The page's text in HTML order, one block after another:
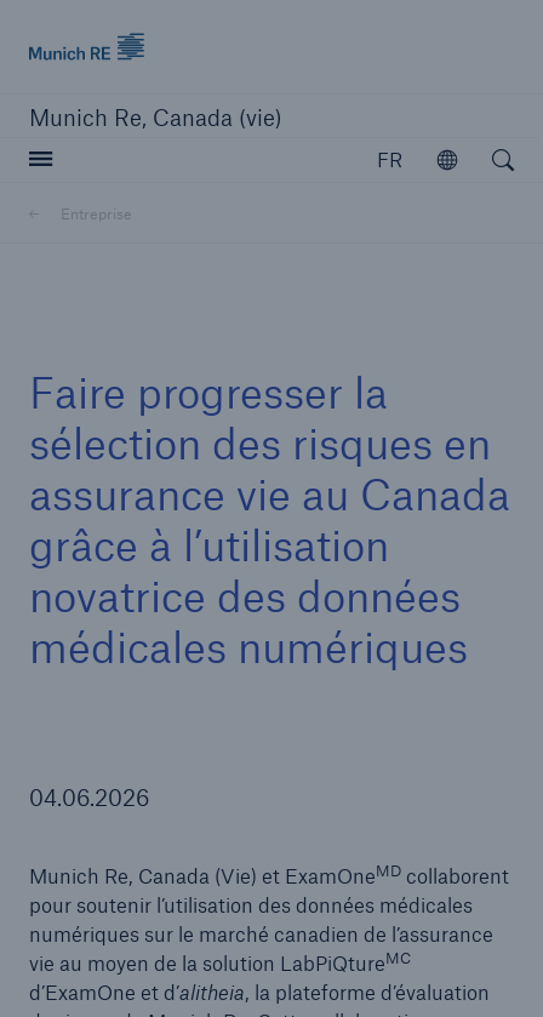
Munich Re, Canada (vie)
FR
Ouvrir
Entreprise
Faire progresser la
sélection des risques en
assurance vie au Canada
grâce à l’utilisation
novatrice des données
médicales numériques
04.06.2026
Munich Re, Canada (Vie) et ExamOneMDcollaborent
pour soutenir l’utilisation des données médicales
numériques sur le marché canadien de l’assurance
vie au moyen de la solution LabPiQtureMC
d’ExamOne et d’alitheia, la plateforme d’évaluation
Open
Réassurance
Capacités
Perspectives
Entreprise
Carrières